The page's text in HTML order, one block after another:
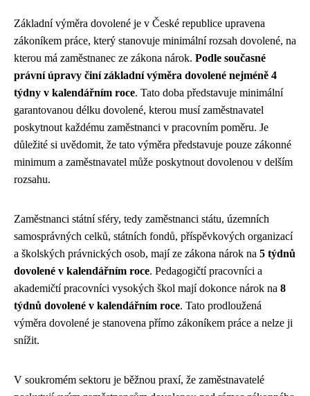
Základní výměra dovolené je v České republice upravena
zákoníkem práce, který stanovuje minimální rozsah dovolené, na
kterou má zaměstnanec ze zákona nárok. Podle současné
právní úpravy činí základní výměra dovolené nejméně 4
týdny v kalendářním roce. Tato doba představuje minimální
garantovanou délku dovolené, kterou musí zaměstnavatel
poskytnout každému zaměstnanci v pracovním poměru. Je
důležité si uvědomit, že tato výměra představuje pouze zákonné
minimum a zaměstnavatel může poskytnout dovolenou v delším
rozsahu.
Zaměstnanci státní sféry, tedy zaměstnanci státu, územních
samosprávných celků, státních fondů, příspěvkových organizací
a školských právnických osob, mají ze zákona nárok na 5 týdnů
dovolené v kalendářním roce. Pedagogičtí pracovníci a
akademičtí pracovníci vysokých škol mají dokonce nárok na 8
týdnů dovolené v kalendářním roce. Tato prodloužená
výměra dovolené je stanovena přímo zákoníkem práce a nelze ji
snížit.
V soukromém sektoru je běžnou praxí, že zaměstnavatelé